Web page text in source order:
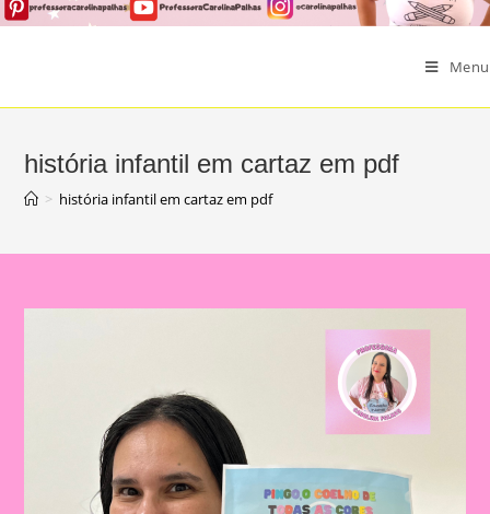
Menu
história infantil em cartaz em pdf
> história infantil em cartaz em pdf